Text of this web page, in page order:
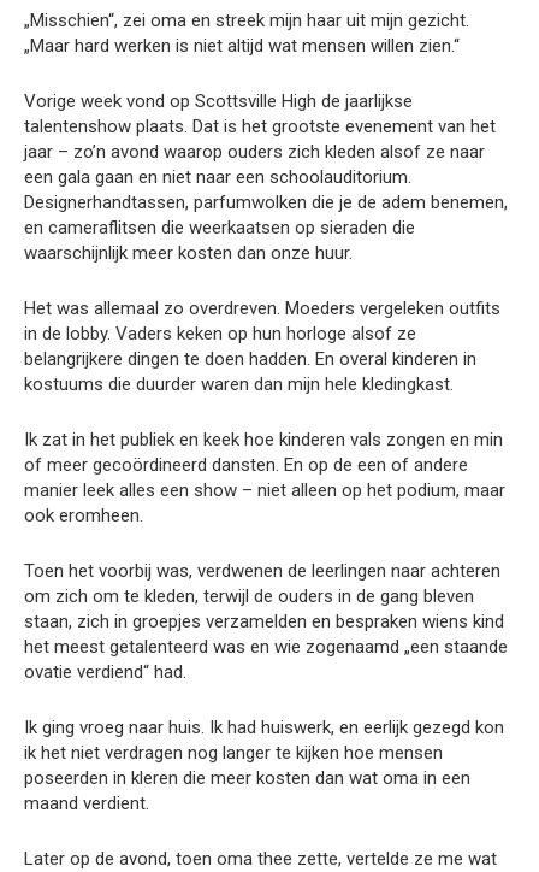
„Misschien“, zei oma en streek mijn haar uit mijn gezicht.
„Maar hard werken is niet altijd wat mensen willen zien.“
Vorige week vond op Scottsville High de jaarlijkse
talentenshow plaats. Dat is het grootste evenement van het
jaar – zo’n avond waarop ouders zich kleden alsof ze naar
een gala gaan en niet naar een schoolauditorium.
Designerhandtassen, parfumwolken die je de adem benemen,
en cameraflitsen die weerkaatsen op sieraden die
waarschijnlijk meer kosten dan onze huur.
Het was allemaal zo overdreven. Moeders vergeleken outfits
in de lobby. Vaders keken op hun horloge alsof ze
belangrijkere dingen te doen hadden. En overal kinderen in
kostuums die duurder waren dan mijn hele kledingkast.
Ik zat in het publiek en keek hoe kinderen vals zongen en min
of meer gecoördineerd dansten. En op de een of andere
manier leek alles een show – niet alleen op het podium, maar
ook eromheen.
Toen het voorbij was, verdwenen de leerlingen naar achteren
om zich om te kleden, terwijl de ouders in de gang bleven
staan, zich in groepjes verzamelden en bespraken wiens kind
het meest getalenteerd was en wie zogenaamd „een staande
ovatie verdiend“ had.
Ik ging vroeg naar huis. Ik had huiswerk, en eerlijk gezegd kon
ik het niet verdragen nog langer te kijken hoe mensen
poseerden in kleren die meer kosten dan wat oma in een
maand verdient.
Later op de avond, toen oma thee zette, vertelde ze me wat